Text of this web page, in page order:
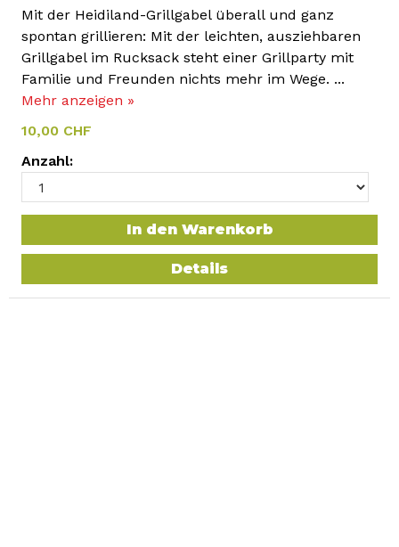
Mit der Heidiland-Grillgabel überall und ganz
spontan grillieren: Mit der leichten, ausziehbaren
Grillgabel im Rucksack steht einer Grillparty mit
Familie und Freunden nichts mehr im Wege. ...
Mehr anzeigen »
10,00 CHF
Anzahl:
In den Warenkorb
Details